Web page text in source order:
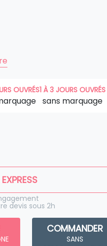
OUVRÉS1 À 3 JOURS OUVRÉS
sans marquage
devis sous 2h
COMMANDER
SANS